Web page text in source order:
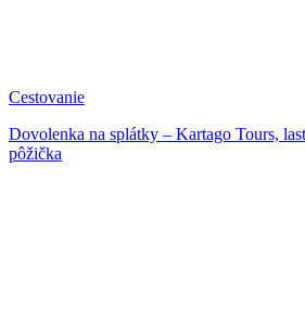
Cestovanie
Dovolenka na splátky – Kartago Tours,
pôžička